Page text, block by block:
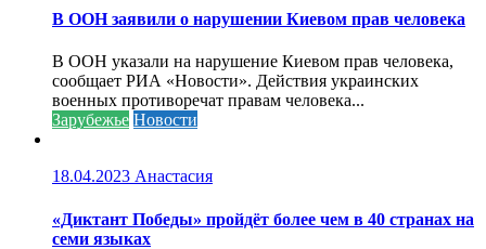
В ООН заявили о нарушении Киевом прав человека
В ООН указали на нарушение Киевом прав человека,
сообщает РИА «Новости». Действия украинских
военных противоречат правам человека...
Зарубежье Новости
18.04.2023 Анастасия
«Диктант Победы» пройдёт более чем в 40 странах на
семи языках